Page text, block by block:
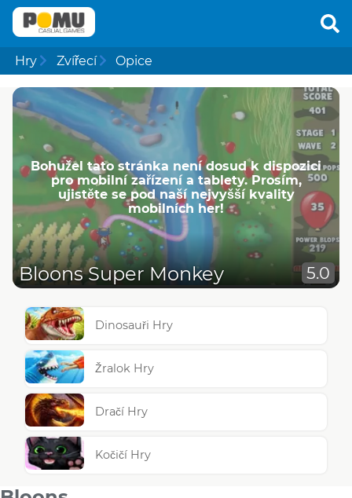
Hry Zvířecí Opice
Bohužel tato stránka není dosud k dispozici
pro mobilní zařízení a tablety. Prosím,
ujistěte se pod naší nejvyšší kvality
mobilních her!
Bloons Super Monkey 5.0
Dinosauři Hry
Žralok Hry
Dračí Hry
Kočičí Hry